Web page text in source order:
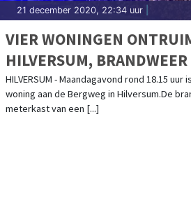
21 december 2020, 22:34 uur
VIER WONINGEN
HILVERSUM,
ONDER CONTROLE
HILVERSUM - Maandagavond rond 18.15
woning aan de Bergweg in Hilversum.De
meterkast van een [...]